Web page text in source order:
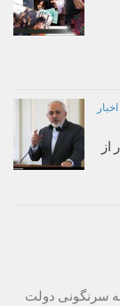
اخبار
سرنگونی دولت